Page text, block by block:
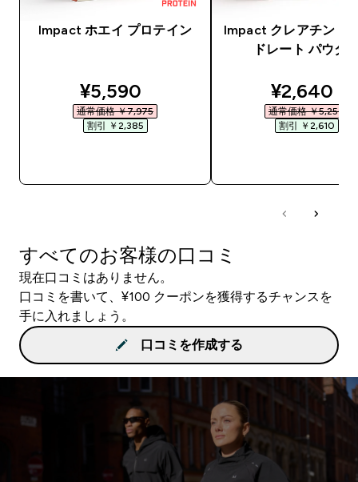
Impact ホエイ プロテイン
discounted price
¥5,590‎
通常価格 ￥7,975‎
割引 ￥2,385‎
Impact クレアチン モ
ドレート パウダ
¥2,640‎
通常価格 ￥5,250‎
割引 ￥2,610‎
すべてのお客様の口コミ
現在口コミはありません。
口コミを書いて、¥100 クーポンを獲得するチャンスを
手に入れましょう。
口コミを作成する